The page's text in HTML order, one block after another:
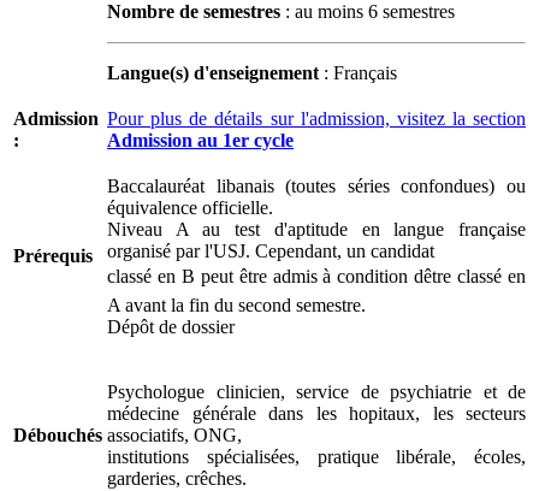
Nombre de semestres : au moins 6 semestres
Langue(s) d'enseignement: Français
Admission
:
Pour plus de détails sur l'admission, visitez la section
Admission au 1er cycle
Prérequis
Baccalauréat libanais (toutes séries confondues) ou
équivalence officielle.
Niveau A au test d'aptitude en langue française
organisé par l'USJ. Cependant, un candidat
classé en B peut être admis à condition dêtre classé en
A avant la fin du second semestre.
Dépôt de dossier
Débouchés
Psychologue clinicien, service de psychiatrie et de
médecine générale dans les hopitaux, les secteurs
associatifs, ONG,
institutions spécialisées, pratique libérale, écoles,
garderies, crêches.